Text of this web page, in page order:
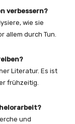
verbessern?
wie sie
allem durch Tun.
Literatur. Es ist
frühzeitig.
und